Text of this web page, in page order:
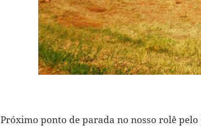
Próximo ponto de parada no nosso rolê pelo